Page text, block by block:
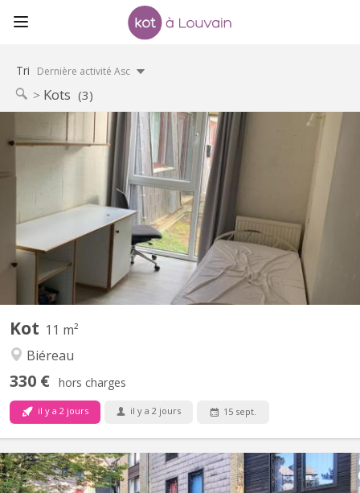
Tri Dernière activité Asc
Kots (3)
Kot 11 m²
Biéreau
330 € hors charges
il y a 2 jours il y a 2 jours 15 sept.
KV 2256
Chambre de 11m2, meublée, équipée d’un évier. Résidence
disposant d’un parking et d’un cadre verdoyant. Loyer €450 /
mois : toutes charges comprises Garantie locative €700 Taxe de
séjour lln : €325 / an Commun de 8 chambres au rez-de-
chaussée-de-chaussée, comprenant 1 salle de douche, 2 WC, 1...
KV 1583